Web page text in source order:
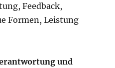
Feedback,
Formen, Leistung
und